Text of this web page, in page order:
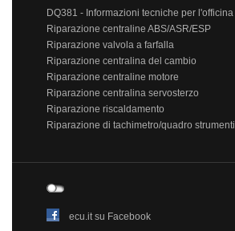
DQ381 - Informazioni tecniche per l'officina
Riparazione centraline ABS/ASR/ESP
Riparazione valvola a farfalla
Riparazione centralina del cambio
Riparazione centraline motore
Riparazione centralina servosterzo
Riparazione riscaldamento
Riparazione di tachimetro/quadro strumenti
ecu.it su Facebook